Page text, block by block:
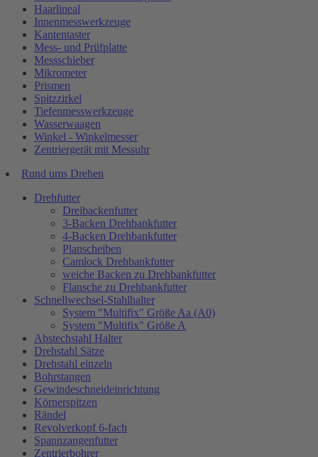
Haarlineal
Innenmesswerkzeuge
Kantentaster
Mess- und Prüfplatte
Messschieber
Mikrometer
Prismen
Spitzzirkel
Tiefenmesswerkzeuge
Wasserwaagen
Winkel - Winkelmesser
Zentriergerät mit Messuhr
Rund ums Drehen
Drehfutter
Dreibackenfutter
3-Backen Drehbankfutter
4-Backen Drehbankfutter
Planscheiben
Camlock Drehbankfutter
weiche Backen zu Drehbankfutter
Flansche zu Drehbankfutter
Schnellwechsel-Stahlhalter
System "Multifix" Größe Aa (A0)
System "Multifix" Größe A
Abstechstahl Halter
Drehstahl Sätze
Drehstahl einzeln
Bohrstangen
Gewindeschneideinrichtung
Körnerspitzen
Rändel
Revolverkopf 6-fach
Spannzangenfutter
Zentrierbohrer